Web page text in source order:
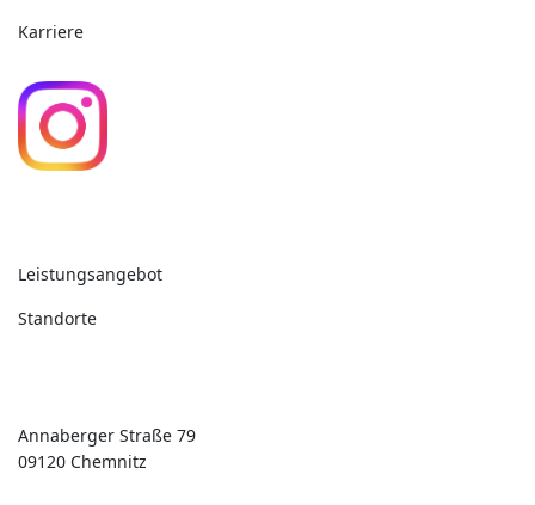
Karriere
Leistungsangebot
Standorte
Annaberger Straße 79
09120 Chemnitz